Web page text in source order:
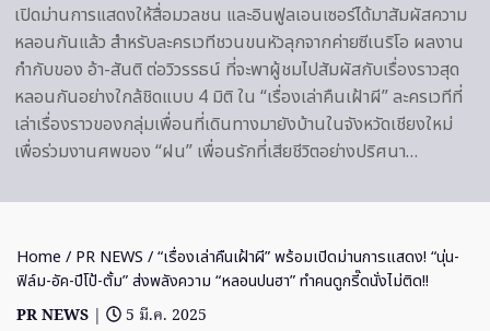
เปิดม่านการแสดงให้สื่อมวลชน และอินฟูลเอนเซอร์ได้มาสัมผัสความ
หลอนกันแล้ว สำหรับละครเวทีชวนขนหัวลุกจากค่ายซีเนริโอ ผลงาน
กำกับของ อ้า-สันติ ต่อวิวรรธน์ ที่จะพาผู้ชมไปสัมผัสกับเรื่องราวสุด
หลอนกันอย่างใกล้ชิดแบบ 4 มิติ ใน “เรื่องเล่าคืนเฝ้าผี” ละครเวทีที่
เล่าเรื่องราวของกลุ่มเพื่อนที่เดินทางมายังบ้านในจังหวัดเชียงใหม่
เพื่อร่วมงานศพของ “ฝน” เพื่อนรักที่เสียชีวิตอย่างปริศนา…
Home / PR NEWS / “เรื่องเล่าคืนเฝ้าผี” พร้อมเปิดม่านการแสดง! “นุ่น-
ฟิล์ม-อัค-ปีโป้-ตั้ม” ส่งพลังความ “หลอนปนฮา” ทำคนดูกรี๊ดนั่งไม่ติด!!
PR NEWS |
5 มี.ค. 2025